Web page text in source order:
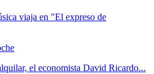
viaja en "El expreso de
el economista David Ricardo...